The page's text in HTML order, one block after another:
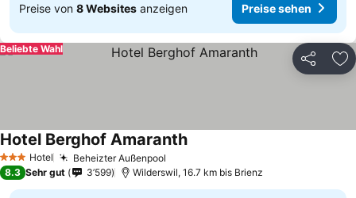
Preise von 8 Websites anzeigen Preise sehen
Teilen
Beliebte Wahl
3 SterneHotel Beheizter Außenpool
Hotel Berghof Amaranth
8.3 Sehr gut 3’599 Wilderswil, 16.7 km bis Brienz